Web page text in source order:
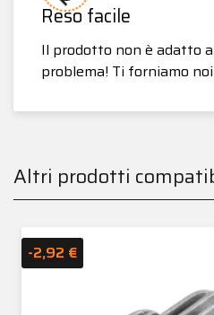
Reso facile
Il prodotto non è adatto
problema! Ti forniamo
Altri prodotti
-2,92 €